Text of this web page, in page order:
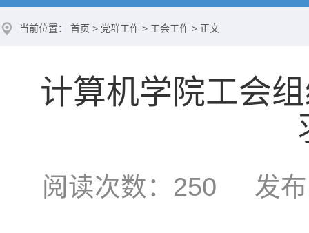
当前位置： 首页 > 党群工作 > 工会工作 > 正文
计算机学院工会组
阅读次数： 250 发布